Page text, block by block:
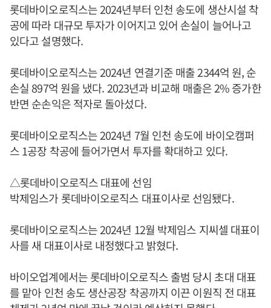
롯데바이오로직스는 2024년부터 인천 송도에 생산시설 착
공에 따라 대규모 투자가 이어지고 있어 손실이 늘어나고
있다고 설명했다.
롯데바이오로직스는 2024년 연결기준 매출 2344억 원, 순
손실 897억 원을 냈다. 2023년과 비교해 매출은 2% 증가한
반면 순손익은 적자로 돌아섰다.
롯데바이오로직스는 2024년 7월 인천 송도에 바이오캠퍼
스 1공장 착공에 들어가면서 투자를 확대하고 있다.
△롯데바이오로직스 대표에 선임
박제임스가 롯데바이오로직스 대표이사로 선임됐다.
롯데바이오로직스는 2024년 12월 박제임스 지씨셀 대표이
사를 새 대표이사로 내정했다고 밝혔다.
바이오업계에서는 롯데바이오로직스 출범 당시 초대 대표
를 맡아 인천 송도 생산공장 착공까지 이끈 이원직 전 대표